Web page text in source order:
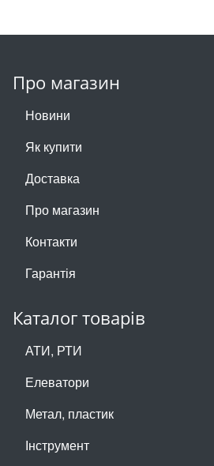
Про магазин
Новини
Як купити
Доставка
Про магазин
Контакти
Гарантія
Каталог товарів
АТИ, РТИ
Елеватори
Метал, пластик
Інструмент